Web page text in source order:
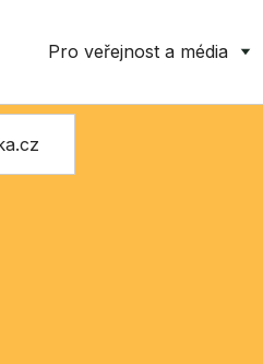
Pro veřejnost a média